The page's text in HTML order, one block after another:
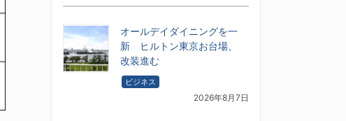
オールデイダイニングを一
新 ヒルトン東京お台場、
改装進む
ビジネス
2026年8月7日